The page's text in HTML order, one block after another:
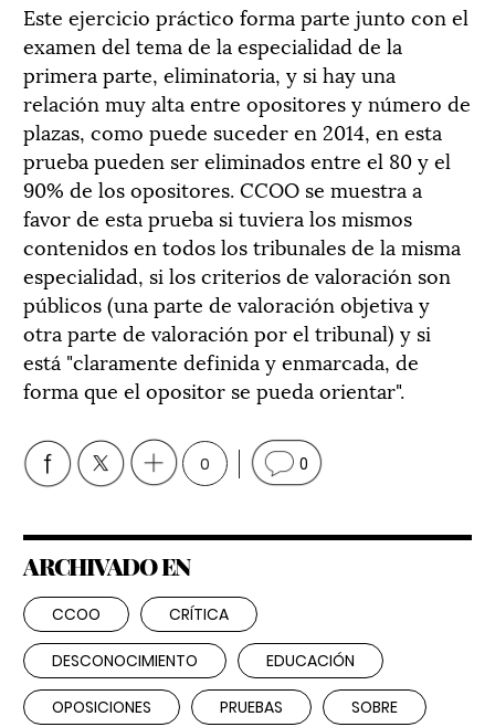
Este ejercicio práctico forma parte junto con el
examen del tema de la especialidad de la
primera parte, eliminatoria, y si hay una
relación muy alta entre opositores y número de
plazas, como puede suceder en 2014, en esta
prueba pueden ser eliminados entre el 80 y el
90% de los opositores. CCOO se muestra a
favor de esta prueba si tuviera los mismos
contenidos en todos los tribunales de la misma
especialidad, si los criterios de valoración son
públicos (una parte de valoración objetiva y
otra parte de valoración por el tribunal) y si
está "claramente definida y enmarcada, de
forma que el opositor se pueda orientar".
0 0
ARCHIVADO EN
CCOO CRÍTICA
DESCONOCIMIENTO EDUCACIÓN
OPOSICIONES PRUEBAS SOBRE